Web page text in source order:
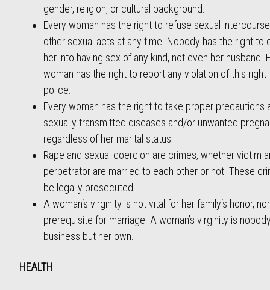
gender, religion, or cultural background.
Every woman has the right to refuse sexual
other sexual acts at any time. Nobody has the right to
her into having sex of any kind, not even her husband.
woman has the right to report any violation of this right
police.
Every woman has the right to take proper precautions
sexually transmitted diseases and/or unwanted
regardless of her marital status.
Rape and sexual coercion are crimes, whether victim
perpetrator are married to each other or not. These
be legally prosecuted.
A woman‘s virginity is not vital for her family‘s honor,
prerequisite for marriage. A woman’s virginity is
business but her own.
HEALTH